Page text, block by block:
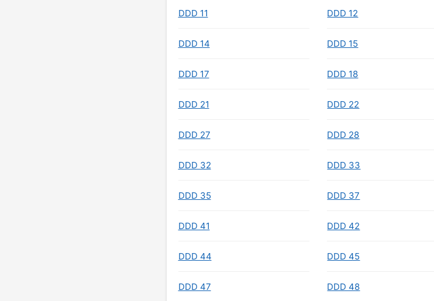
DDD 11 DDD 12
DDD 14 DDD 15
DDD 17 DDD 18
DDD 21 DDD 22
DDD 27 DDD 28
DDD 32 DDD 33
DDD 35 DDD 37
DDD 41 DDD 42
DDD 44 DDD 45
DDD 47 DDD 48